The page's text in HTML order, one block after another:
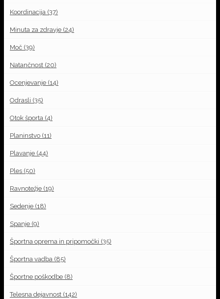
Koordinacija (37)
Minuta za zdravje (24)
Moč (39)
Natančnost (20)
Ocenjevanje (14)
Odrasli (35)
Otok športa (4)
Planinstvo (11)
Plavanje (44)
Ples (50)
Ravnotežje (19)
Sedenje (18)
Spanje (9)
Športna oprema in pripomočki (35)
Športna vadba (85)
Športne poškodbe (8)
Telesna dejavnost (142)